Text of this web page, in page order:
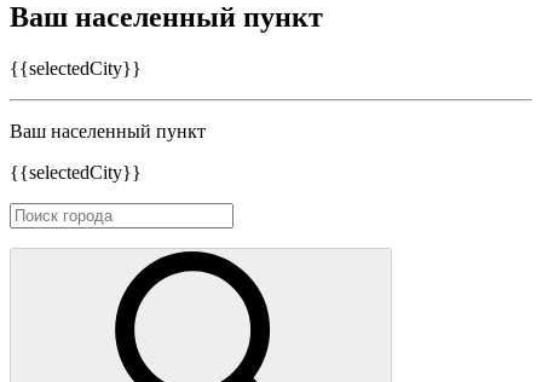
Ваш населенный пункт
{{selectedCity}}
Ваш населенный пункт
{{selectedCity}}